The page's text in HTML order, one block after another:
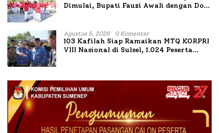
Dimulai, Bupati Fauzi Awali dengan Doa
Agustus 5, 2026 0 Komentar
103 Kafilah Siap Ramaikan MTQ KORPRI
VIII Nasional di Sulsel, 1.024 Peserta